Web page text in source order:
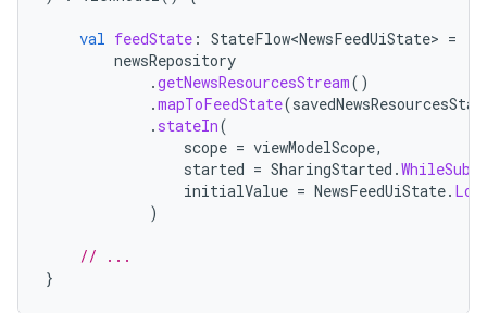
val feedState : StateFlow<NewsFeedUiState> =
newsRepository
.getNewsResourcesStream()
.mapToFeedState(
. stateIn(
scope = viewModelScope,
started = SharingStarted .
initialValue = NewsFeedUiState.
)
// ...
}